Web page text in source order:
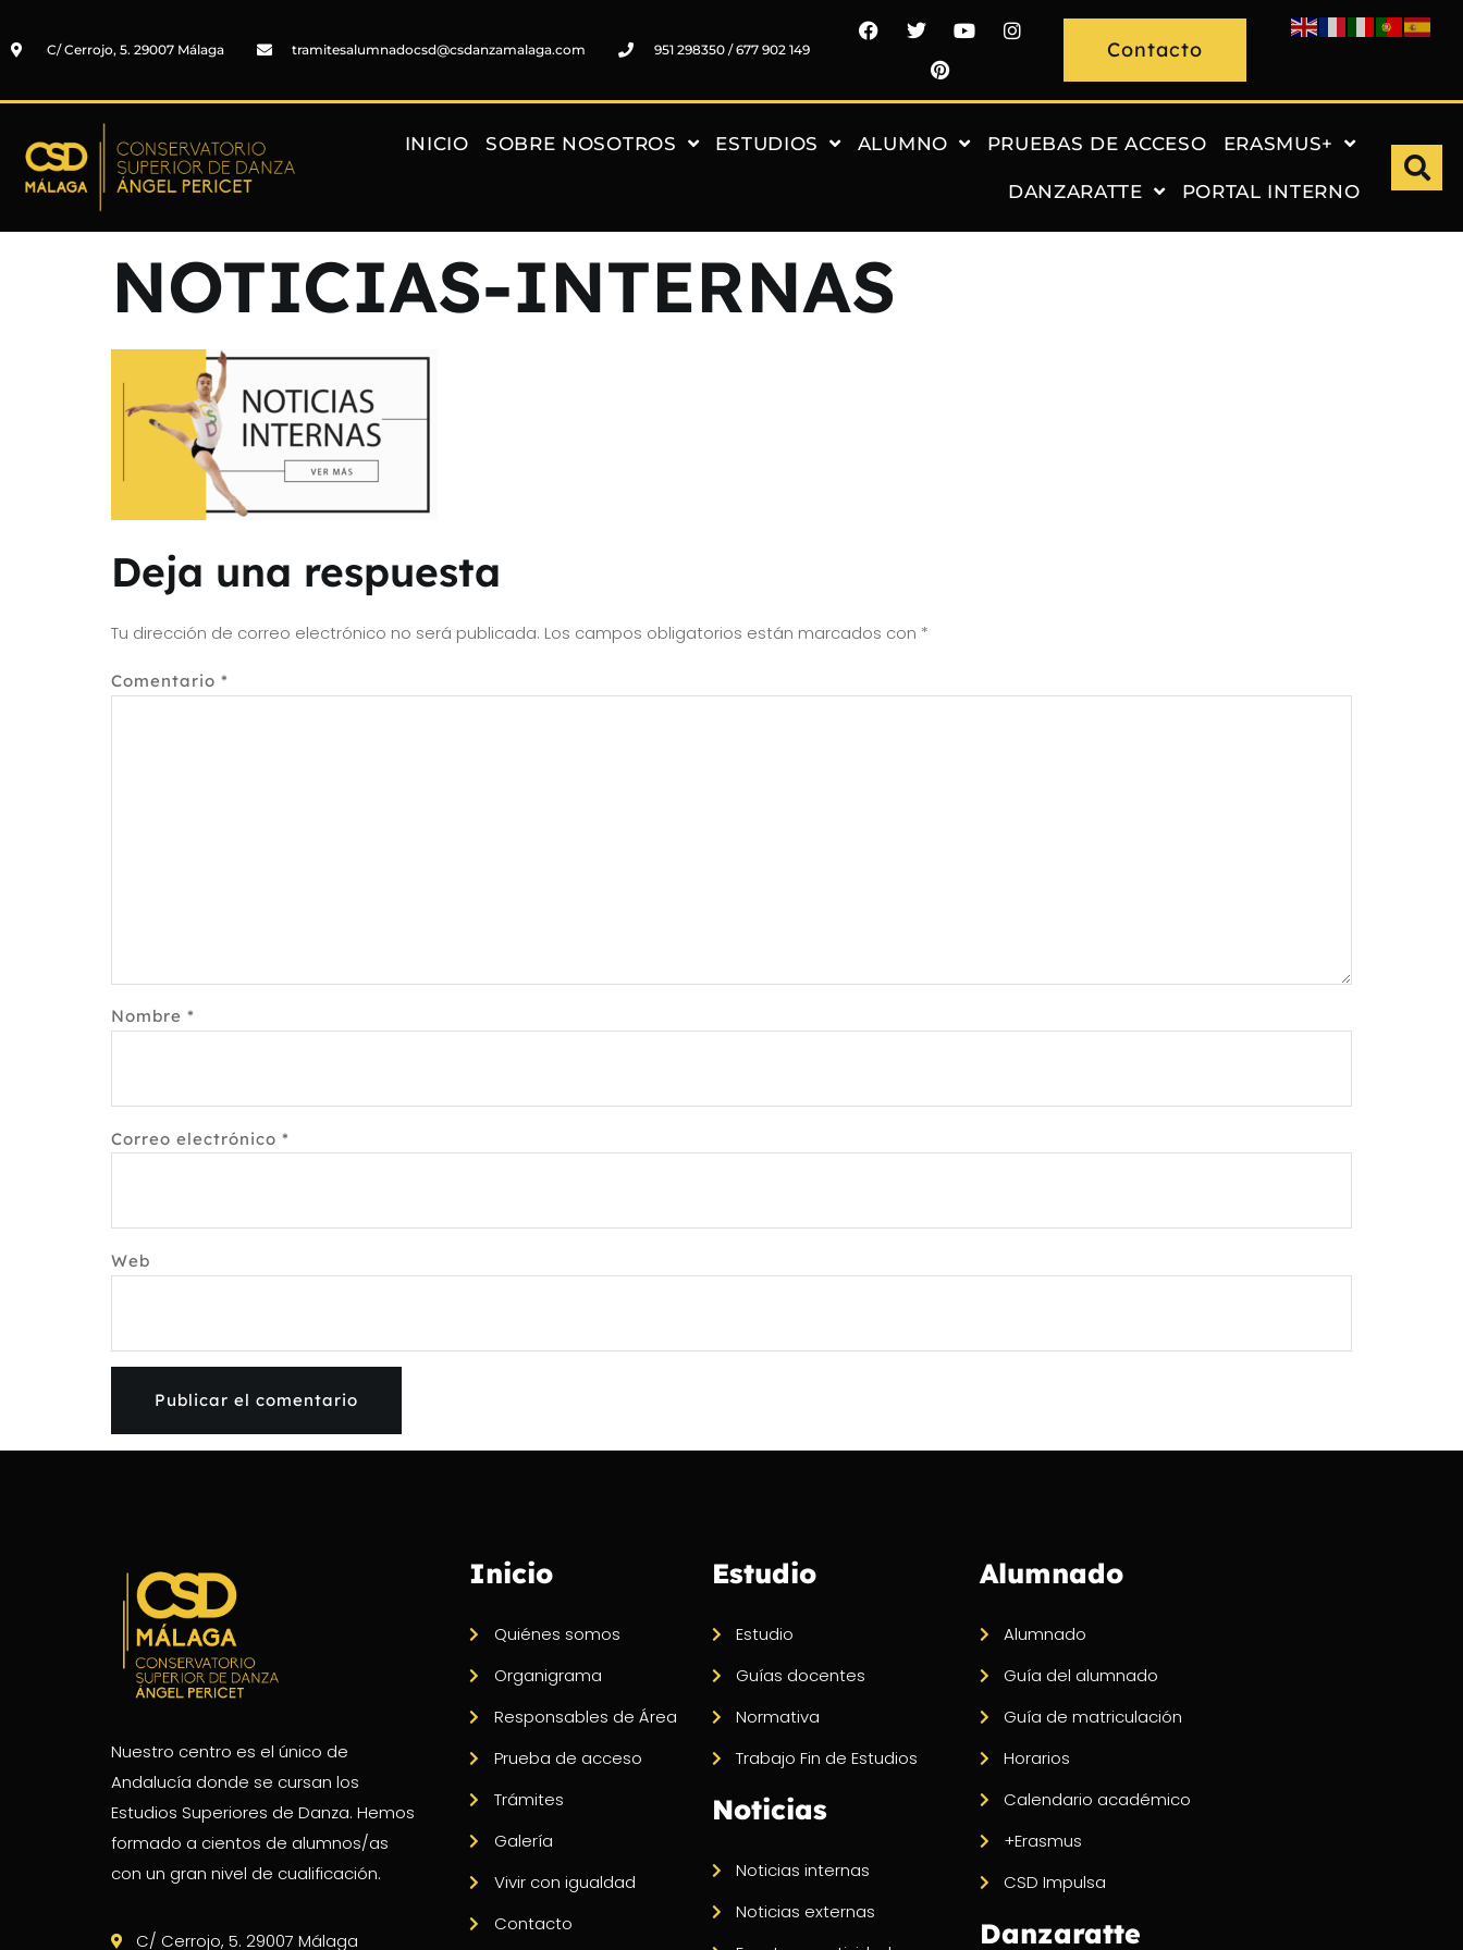
C/ Cerrojo, 5. 29007 Málaga tramitesalumnadocsd@csdanzamalaga.com 951 298350 / 677 902 149 Contacto
INICIO SOBRE NOSOTROS ESTUDIOS ALUMNO PRUEBAS DE ACCESO ERASMUS+
DANZARATTE PORTAL INTERNO
NOTICIAS-INTERNAS
Deja una respuesta
Tu dirección de correo electrónico no será publicada. Los campos obligatorios están marcados con *
Comentario *
Nombre *
Correo electrónico *
Web
Nuestro centro es el único de
Andalucía donde se cursan los
Estudios Superiores de Danza. Hemos
formado a cientos de alumnos/as
con un gran nivel de cualificación.
C/ Cerrojo, 5. 29007 Málaga
Inicio
Quiénes somos
Organigrama
Responsables de Área
Prueba de acceso
Trámites
Galería
Vivir con igualdad
Contacto
Estudio
Estudio
Guías docentes
Normativa
Trabajo Fin de Estudios
Noticias
Noticias internas
Noticias externas
Alumnado
Alumnado
Guía del alumnado
Guía de matriculación
Horarios
Calendario académico
+Erasmus
CSD Impulsa
Danzaratte